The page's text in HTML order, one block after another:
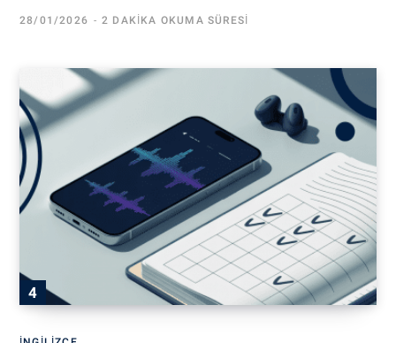
28/01/2026 2 DAKIKA OKUMA SÜRESI